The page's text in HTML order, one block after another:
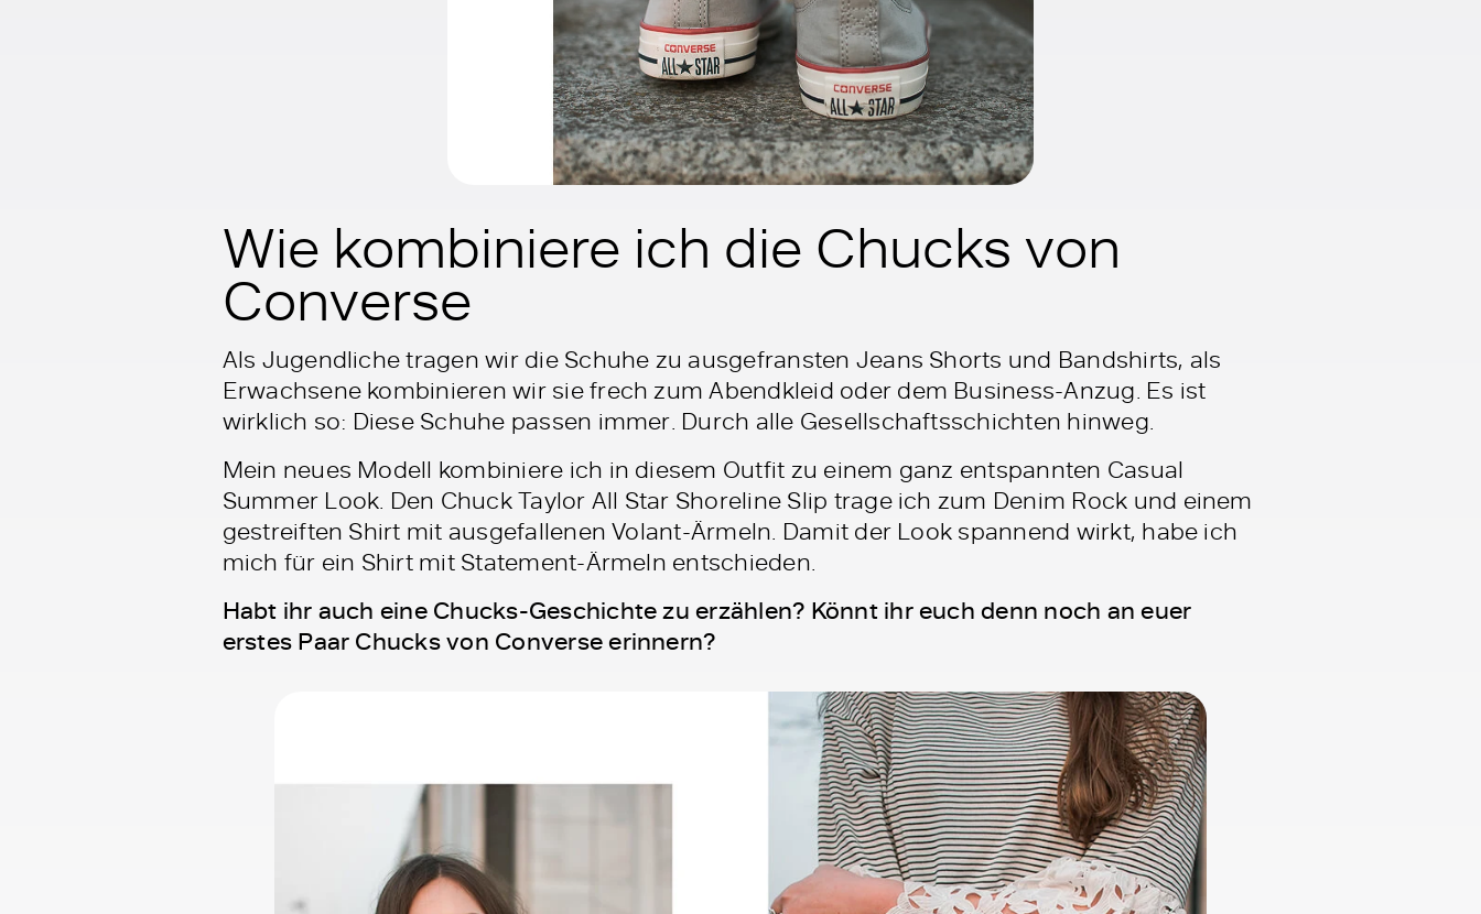
Wie kombiniere ich die Chucks von
Converse
Als Jugendliche tragen wir die Schuhe zu ausgefransten Jeans Shorts und Bandshirts, als
Erwachsene kombinieren wir sie frech zum Abendkleid oder dem Business-Anzug. Es ist
wirklich so: Diese Schuhe passen immer. Durch alle Gesellschaftsschichten hinweg.
Mein neues Modell kombiniere ich in diesem Outfit zu einem ganz entspannten Casual
Summer Look. Den Chuck Taylor All Star Shoreline Slip trage ich zum Denim Rock und einem
gestreiften Shirt mit ausgefallenen Volant-Ärmeln. Damit der Look spannend wirkt, habe ich
mich für ein Shirt mit Statement-Ärmeln entschieden.
Habt ihr auch eine Chucks-Geschichte zu erzählen? Könnt ihr euch denn noch an euer
erstes Paar Chucks von Converse erinnern?